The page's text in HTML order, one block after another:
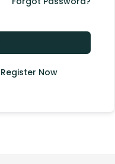
Register Now